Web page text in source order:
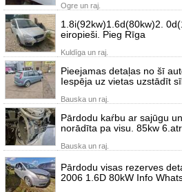
Ogre un raj.
1.8i(92kw)1.6d(80kw)2.
eiropieši. Pieg Rīga
Kuldīga un raj.
Pieejamas detaļas no šī
Iespēja uz vietas uzstādīt
Bauska un raj.
Pārdodu kaŕbu ar sajūgu
norādīta pa visu. 85kw
Bauska un raj.
Pārdodu visas rezerves
2006 1.6D 80kW Info